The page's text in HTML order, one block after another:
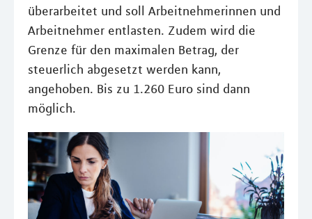
überarbeitet und soll Arbeitnehmerinnen und
Arbeitnehmer entlasten. Zudem wird die
Grenze für den maximalen Betrag, der
steuerlich abgesetzt werden kann,
angehoben. Bis zu 1.260 Euro sind dann
möglich.